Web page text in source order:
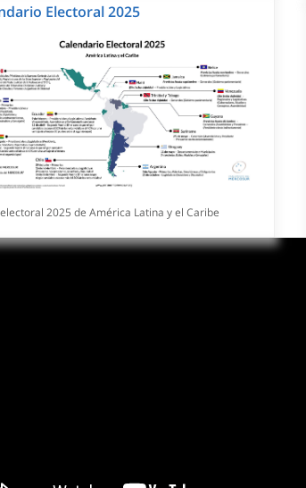
Electoral 2025
2025 de América Latina y el Caribe